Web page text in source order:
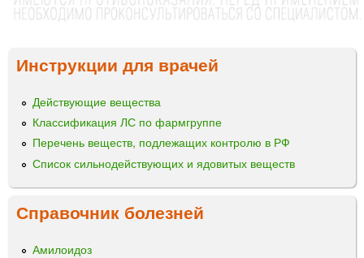
Инструкции для врачей
Действующие вещества
Классификация ЛС по фармгруппе
Перечень веществ, подлежащих контролю в РФ
Список сильнодействующих и ядовитых веществ
Справочник болезней
Амилоидоз